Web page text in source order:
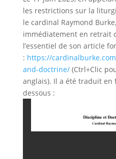
les restrictions sur la
le cardinal Raymond
immédiatement en retrait
l’essentiel de son article
: https://
and-doctrine/(Ctrl+Clic
anglais). Il a été traduit en
dessous :